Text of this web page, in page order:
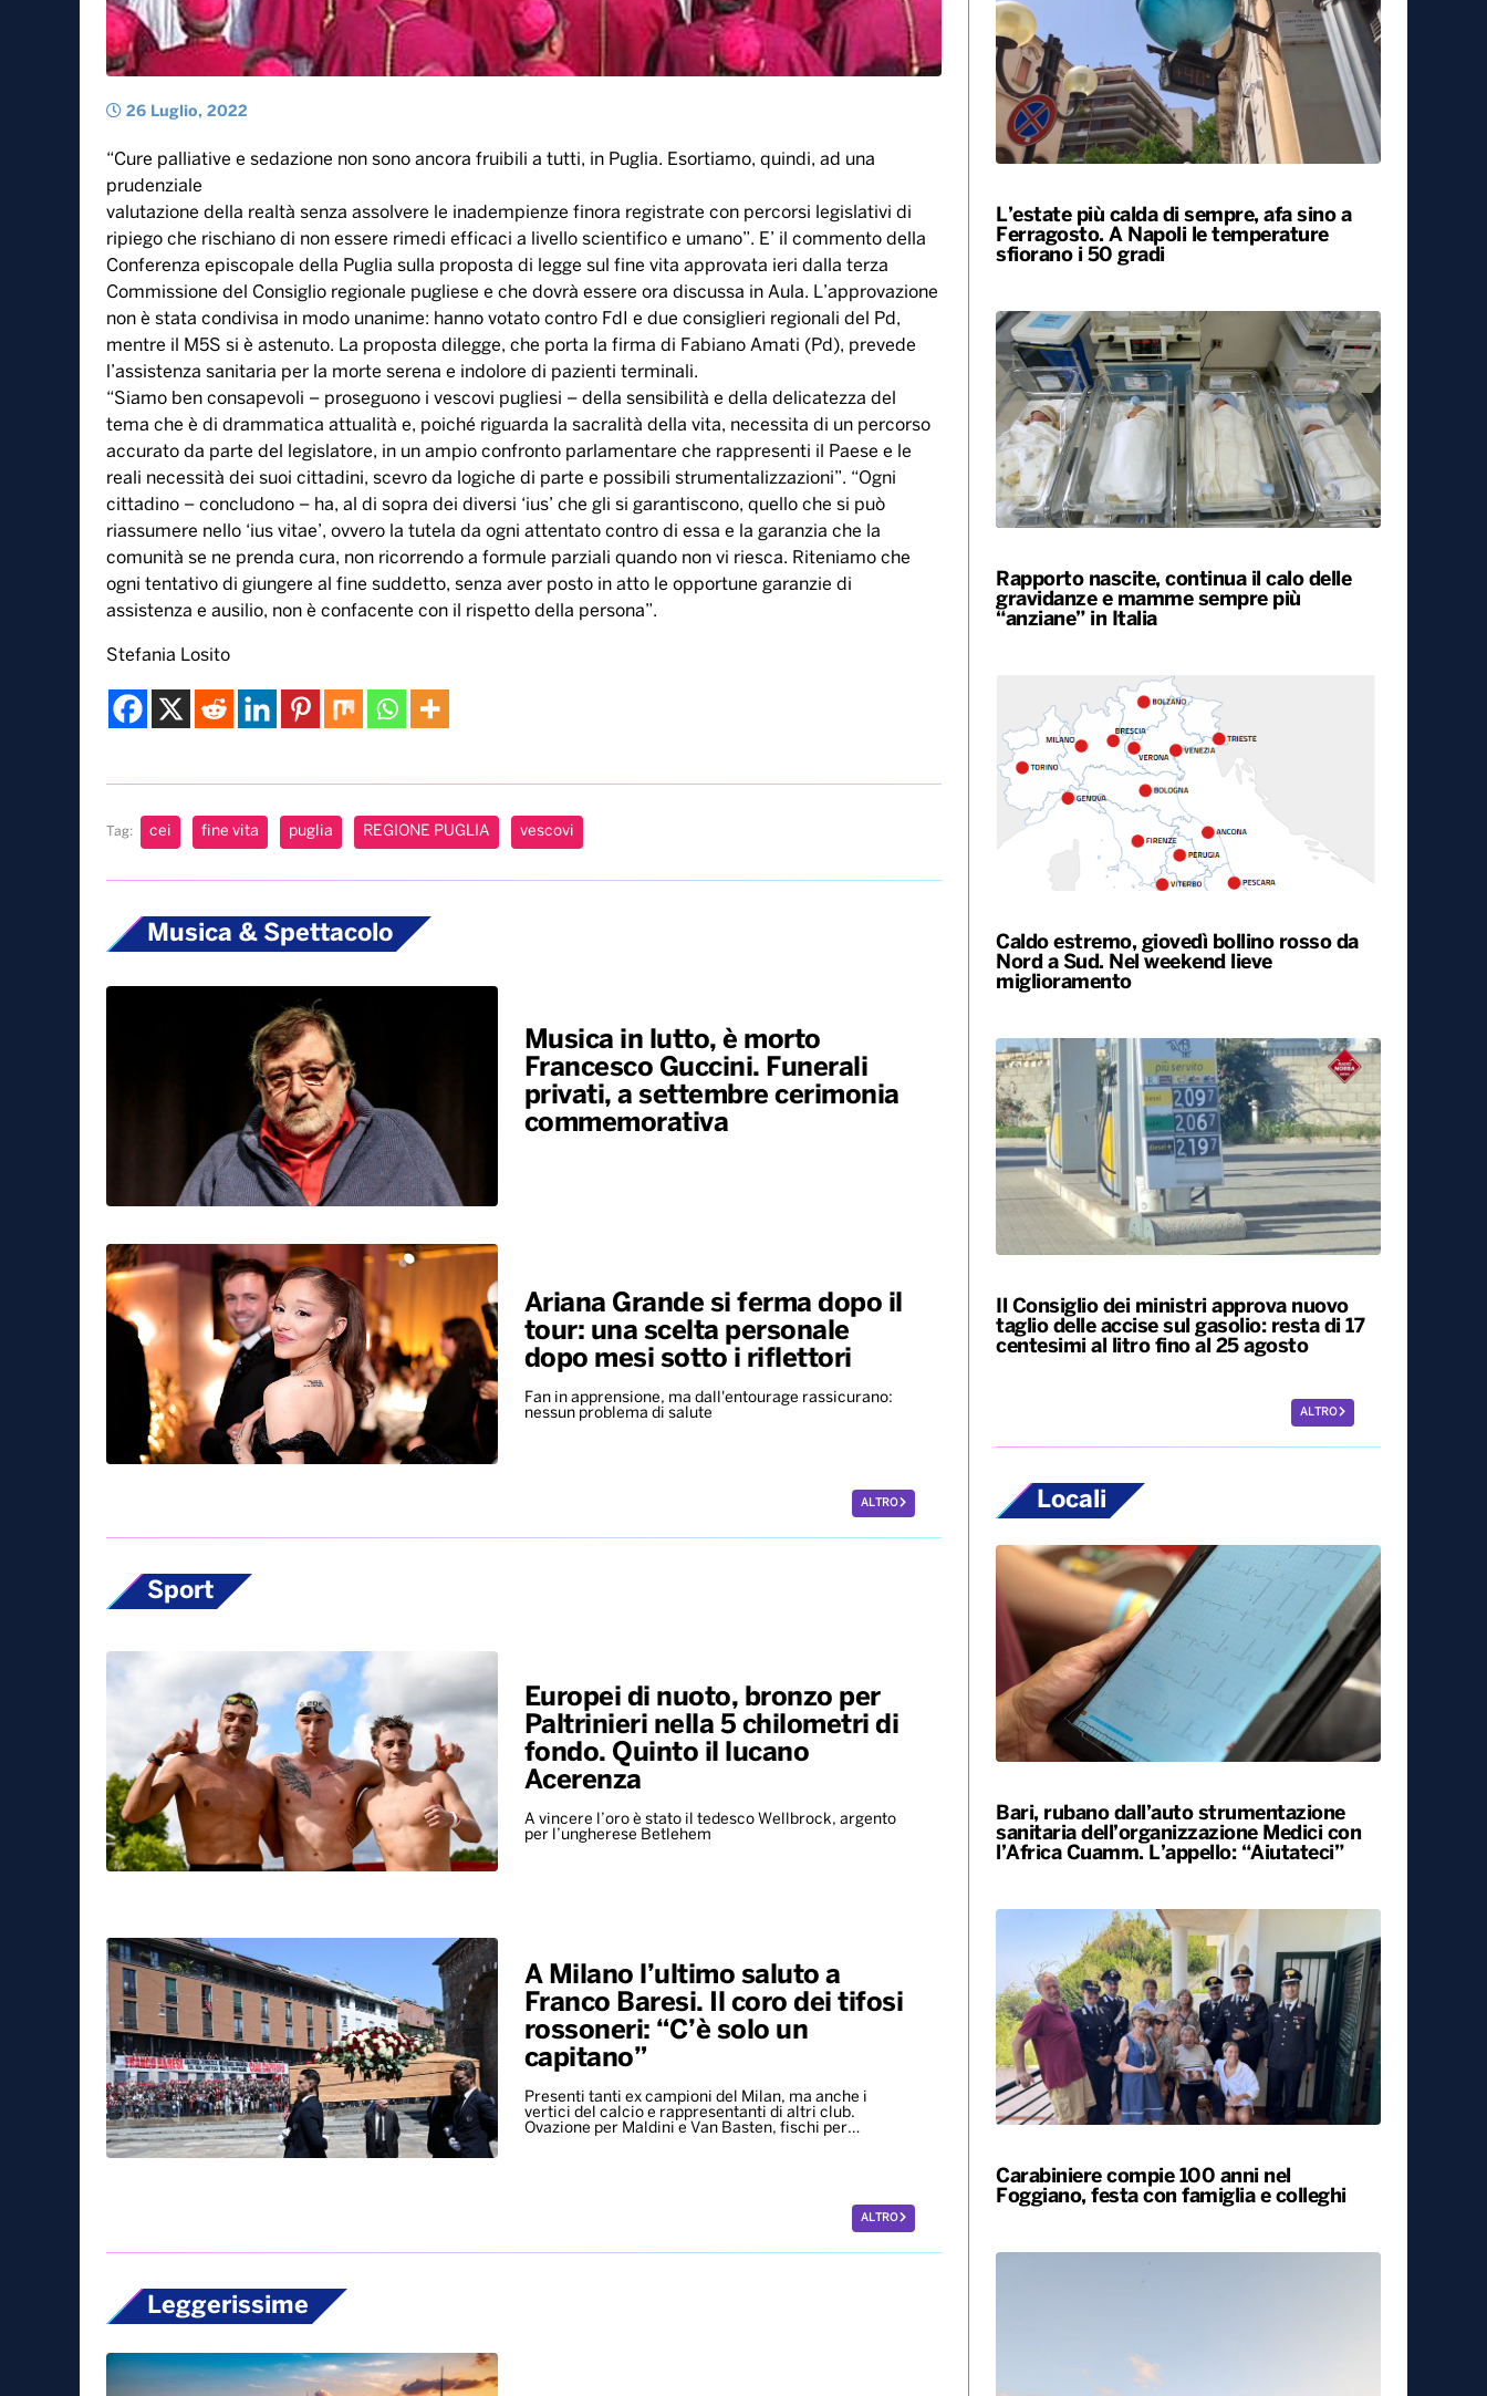
26 Luglio, 2022
“Cure palliative e sedazione non sono ancora fruibili a tutti, in Puglia. Esortiamo, quindi, ad una
prudenziale
valutazione della realtà senza assolvere le inadempienze finora registrate con percorsi legislativi di
ripiego che rischiano di non essere rimedi efficaci a livello scientifico e umano”. E’ il commento della
Conferenza episcopale della Puglia sulla proposta di legge sul fine vita approvata ieri dalla terza
Commissione del Consiglio regionale pugliese e che dovrà essere ora discussa in Aula. L’approvazione
non è stata condivisa in modo unanime: hanno votato contro FdI e due consiglieri regionali del Pd,
mentre il M5S si è astenuto. La proposta dilegge, che porta la firma di Fabiano Amati (Pd), prevede
l’assistenza sanitaria per la morte serena e indolore di pazienti terminali.
“Siamo ben consapevoli – proseguono i vescovi pugliesi – della sensibilità e della delicatezza del
tema che è di drammatica attualità e, poiché riguarda la sacralità della vita, necessita di un percorso
accurato da parte del legislatore, in un ampio confronto parlamentare che rappresenti il Paese e le
reali necessità dei suoi cittadini, scevro da logiche di parte e possibili strumentalizzazioni”. “Ogni
cittadino – concludono – ha, al di sopra dei diversi ‘ius’ che gli si garantiscono, quello che si può
riassumere nello ‘ius vitae’, ovvero la tutela da ogni attentato contro di essa e la garanzia che la
comunità se ne prenda cura, non ricorrendo a formule parziali quando non vi riesca. Riteniamo che
ogni tentativo di giungere al fine suddetto, senza aver posto in atto le opportune garanzie di
assistenza e ausilio, non è confacente con il rispetto della persona”.
Stefania Losito
Tag: cei fine vita puglia REGIONE PUGLIA vescovi
Musica & Spettacolo
Musica in lutto, è morto
Francesco Guccini. Funerali
privati, a settembre cerimonia
commemorativa
Ariana Grande si ferma dopo il
tour: una scelta personale
dopo mesi sotto i riflettori
Fan in apprensione, ma dall'entourage rassicurano:
nessun problema di salute
ALTRO
Sport
Europei di nuoto, bronzo per
Paltrinieri nella 5 chilometri di
fondo. Quinto il lucano
Acerenza
A vincere l’oro è stato il tedesco Wellbrock, argento
per l’ungherese Betlehem
A Milano l’ultimo saluto a
Franco Baresi. Il coro dei tifosi
rossoneri: “C’è solo un
capitano”
Presenti tanti ex campioni del Milan, ma anche i
vertici del calcio e rappresentanti di altri club.
Ovazione per Maldini e Van Basten, fischi per…
ALTRO
Leggerissime
L’estate più calda di sempre, afa sino a
Ferragosto. A Napoli le temperature
sfiorano i 50 gradi
Rapporto nascite, continua il calo delle
gravidanze e mamme sempre più
“anziane” in Italia
Caldo estremo, giovedì bollino rosso da
Nord a Sud. Nel weekend lieve
miglioramento
Il Consiglio dei ministri approva nuovo
taglio delle accise sul gasolio: resta di 17
centesimi al litro fino al 25 agosto
ALTRO
Locali
Bari, rubano dall’auto strumentazione
sanitaria dell’organizzazione Medici con
l’Africa Cuamm. L’appello: “Aiutateci”
Carabiniere compie 100 anni nel
Foggiano, festa con famiglia e colleghi